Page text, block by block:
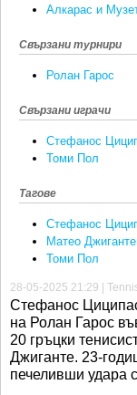
Алкарас и
Свързани турнири
Ролан Гарос
Свързани играчи
Стефанос
Томи Пол
Тагове
Стефанос
Матео Джиганте
Томи Пол
28-05-2025 21:29 |
Стефанос
на Ролан Гарос
20 гръцки
Джиганте. 23-
печеливши удара